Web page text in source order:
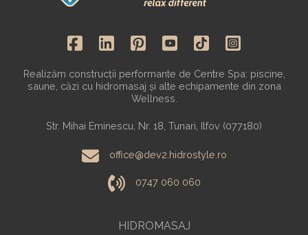
HIDROMASAJ
Realizăm construcții performante de Centre Spa: piscine,
saune, căzi cu hidromasaj și alte echipamente din zona
Wellness.
Str. Mihai Eminescu, Nr. 18, Tunari, Ilfov (077180)
office@dev2.hidrostyle.ro
0747 060 060